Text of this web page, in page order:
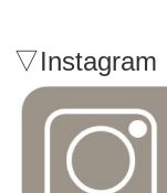
▽Instagram